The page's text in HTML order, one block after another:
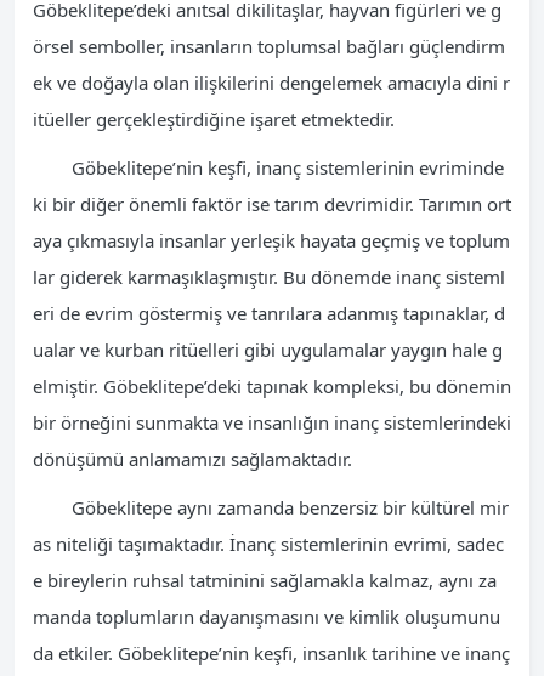
Göbeklitepe’deki anıtsal dikilitaşlar, hayvan figürleri ve g
örsel semboller, insanların toplumsal bağları güçlendirm
ek ve doğayla olan ilişkilerini dengelemek amacıyla dini r
itüeller gerçekleştirdiğine işaret etmektedir.
Göbeklitepe’nin keşfi, inanç sistemlerinin evriminde
ki bir diğer önemli faktör ise tarım devrimidir. Tarımın ort
aya çıkmasıyla insanlar yerleşik hayata geçmiş ve toplum
lar giderek karmaşıklaşmıştır. Bu dönemde inanç sisteml
eri de evrim göstermiş ve tanrılara adanmış tapınaklar, d
ualar ve kurban ritüelleri gibi uygulamalar yaygın hale g
elmiştir. Göbeklitepe’deki tapınak kompleksi, bu dönemin
bir örneğini sunmakta ve insanlığın inanç sistemlerindeki
dönüşümü anlamamızı sağlamaktadır.
Göbeklitepe aynı zamanda benzersiz bir kültürel mir
as niteliği taşımaktadır. İnanç sistemlerinin evrimi, sadec
e bireylerin ruhsal tatminini sağlamakla kalmaz, aynı za
manda toplumların dayanışmasını ve kimlik oluşumunu
da etkiler. Göbeklitepe’nin keşfi, insanlık tarihine ve inanç